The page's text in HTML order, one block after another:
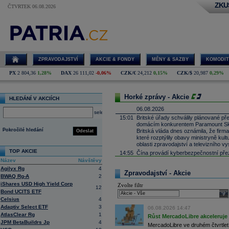
ČTVRTEK 06.08.2026
ZPRAVODAJSTVÍ AKCIE & FONDY MĚNY & SAZBY
PX 2 804,36 1,28% DAX 26 111,02 -0,06% CZK/€ 24,212 0,15% CZK/$ 20,987 0,29%
HLEDÁNÍ V AKCIÍCH
select
Odeslat
Pokročilé hledání
TOP AKCIE
Název
Návštěvy
Agilyx Rg
4
BWAQ Rg-A
2
iShares USD High Yield Corp
Bond UCITS ETF
12
Celsius
4
Adaptiv Select ETF
3
AtlasClear Rg
1
JPM BetaBuildrs Jp
4
Horké zprávy - Akcie
06.08.2026
15:01
Britské úřady schválily plánované
domácím konkurentem Paramount
Britská vláda dnes oznámila, že
které rozptýlily obavy ministryně
oblasti zpravodajství a televizního
14:55 Čína provádí kyberbezpečnostní
14:26 Heineken-Deut......
13:31 Jindřichohradecká likérka Fruko-
hospodařila se ztrátou 10,6 milionu
milionu
. Firma loni vyměnila
který se dříve zaměřoval na
13:04
Generali-Citi......
12:49 Ahold -UBSsni......
12:25 Next -Citigrou......
Zpravodajství - Akcie
Zvolte filtr
06.08.2026 14:47
Růst MercadoLibre
MercadoLibre ve druhém